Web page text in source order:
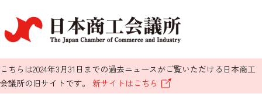
こちらは2024年3月31日までの過去ニュースがご覧いただける日本商工
会議所の旧サイトです。 新サイトはこちら